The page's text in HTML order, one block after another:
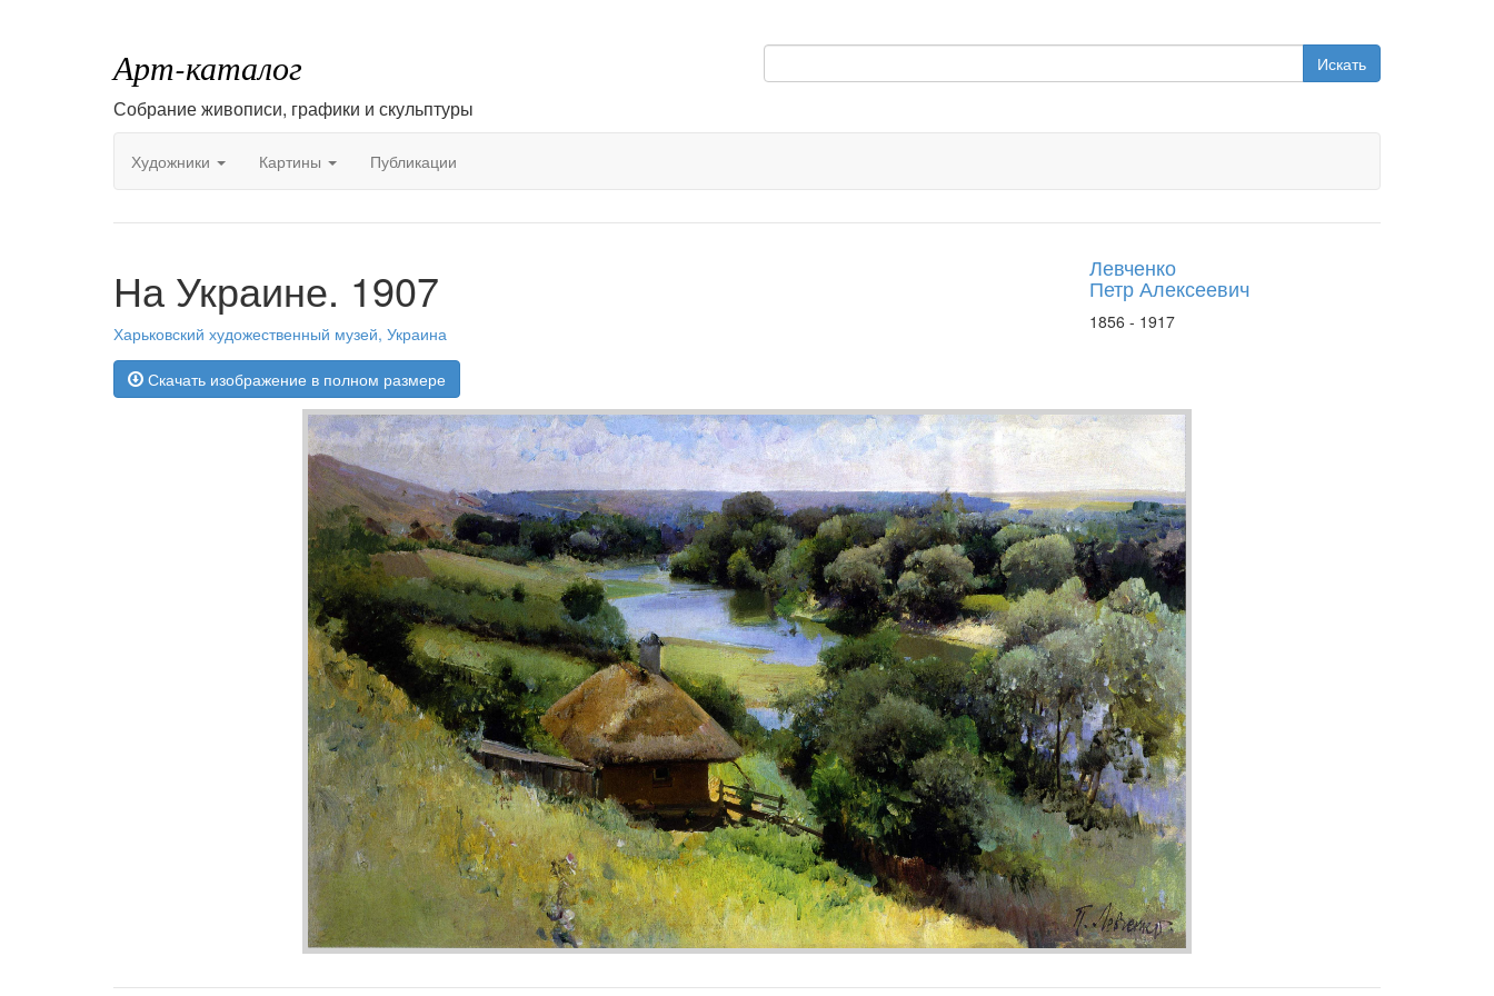
Арт-каталог
Собрание живописи, графики и скульптуры
Искать
Художники Картины Публикации
На Украине. 1907
Харьковский художественный музей, Украина
Скачать изображение в полном размере
Левченко
Петр Алексеевич
1856 - 1917